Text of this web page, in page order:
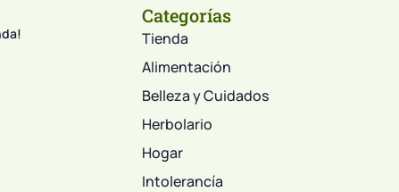
Categorías
Tienda
Alimentación
Belleza y Cuidados
Herbolario
Hogar
Intolerancía